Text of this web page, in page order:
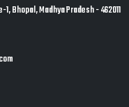
Bhopal, Madhya Pradesh - 462011